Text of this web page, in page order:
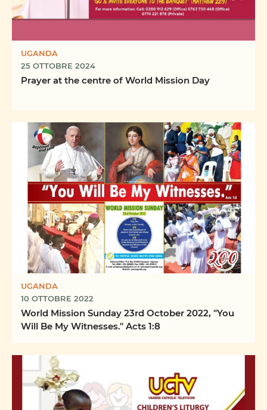
UGANDA
25 OTTOBRE 2024
Prayer at the centre of World Mission Day
UGANDA
10 OTTOBRE 2022
World Mission Sunday 23rd October 2022, "You
Will Be My Witnesses." Acts 1:8